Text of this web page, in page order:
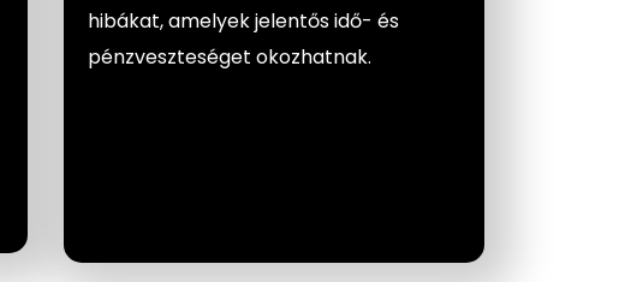
hibákat, amelyek jelentős idő- és
pénzveszteséget okozhatnak.